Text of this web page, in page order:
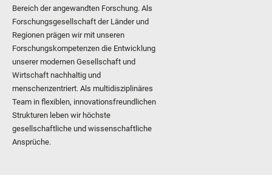
Bereich der angewandten Forschung. Als
Forschungsgesellschaft der Länder und
Regionen prägen wir mit unseren
Forschungskompetenzen die Entwicklung
unserer modernen Gesellschaft und
Wirtschaft nachhaltig und
menschenzentriert. Als multidisziplinäres
Team in flexiblen, innovationsfreundlichen
Strukturen leben wir höchste
gesellschaftliche und wissenschaftliche
Ansprüche.